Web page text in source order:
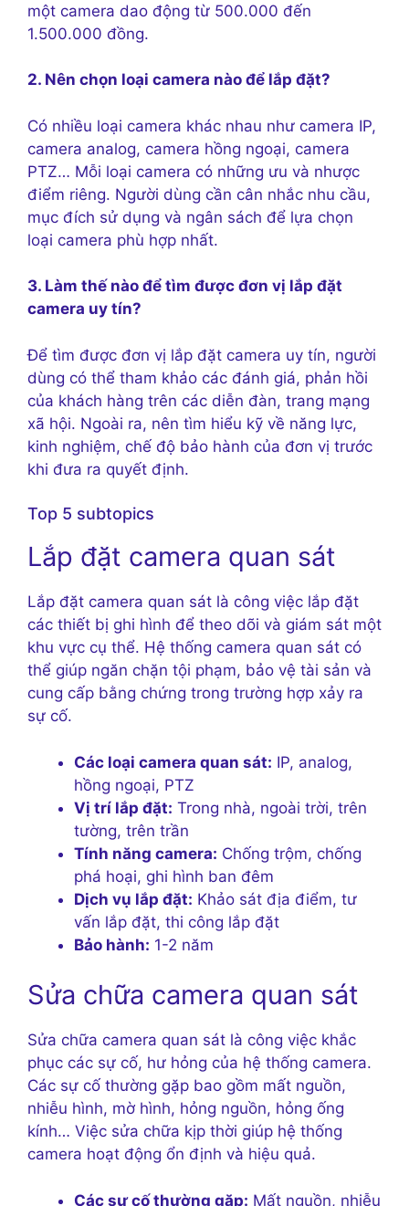
một camera dao động từ 500.000 đến
1.500.000 đồng.
2. Nên chọn loại camera nào để lắp đặt?
Có nhiều loại camera khác nhau như camera IP,
camera analog, camera hồng ngoại, camera
PTZ… Mỗi loại camera có những ưu và nhược
điểm riêng. Người dùng cần cân nhắc nhu cầu,
mục đích sử dụng và ngân sách để lựa chọn
loại camera phù hợp nhất.
3. Làm thế nào để tìm được đơn vị lắp đặt
camera uy tín?
Để tìm được đơn vị lắp đặt camera uy tín, người
dùng có thể tham khảo các đánh giá, phản hồi
của khách hàng trên các diễn đàn, trang mạng
xã hội. Ngoài ra, nên tìm hiểu kỹ về năng lực,
kinh nghiệm, chế độ bảo hành của đơn vị trước
khi đưa ra quyết định.
Top 5 subtopics
Lắp đặt camera quan sát
Lắp đặt camera quan sát là công việc lắp đặt
các thiết bị ghi hình để theo dõi và giám sát một
khu vực cụ thể. Hệ thống camera quan sát có
thể giúp ngăn chặn tội phạm, bảo vệ tài sản và
cung cấp bằng chứng trong trường hợp xảy ra
sự cố.
Các loại camera quan sát: IP, analog,
hồng ngoại, PTZ
Vị trí lắp đặt: Trong nhà, ngoài trời, trên
tường, trên trần
Tính năng camera: Chống trộm, chống
phá hoại, ghi hình ban đêm
Dịch vụ lắp đặt: Khảo sát địa điểm, tư
vấn lắp đặt, thi công lắp đặt
Bảo hành: 1-2 năm
Sửa chữa camera quan sát
Sửa chữa camera quan sát là công việc khắc
phục các sự cố, hư hỏng của hệ thống camera.
Các sự cố thường gặp bao gồm mất nguồn,
nhiễu hình, mờ hình, hỏng nguồn, hỏng ống
kính… Việc sửa chữa kịp thời giúp hệ thống
camera hoạt động ổn định và hiệu quả.
Các sự cố thường gặp: Mất nguồn, nhiễu